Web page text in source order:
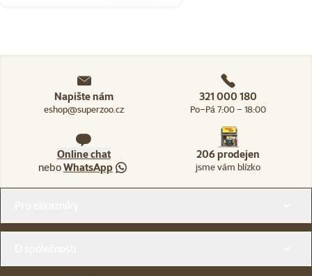
Napište nám
eshop@superzoo.cz
321 000 180
Po–Pá 7:00 – 18:00
Online chat
neboWhatsApp
206 prodejen
jsme vám blízko